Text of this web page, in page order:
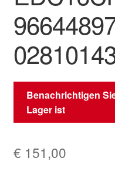
Benachrichtigen
Lager ist
€ 151,00